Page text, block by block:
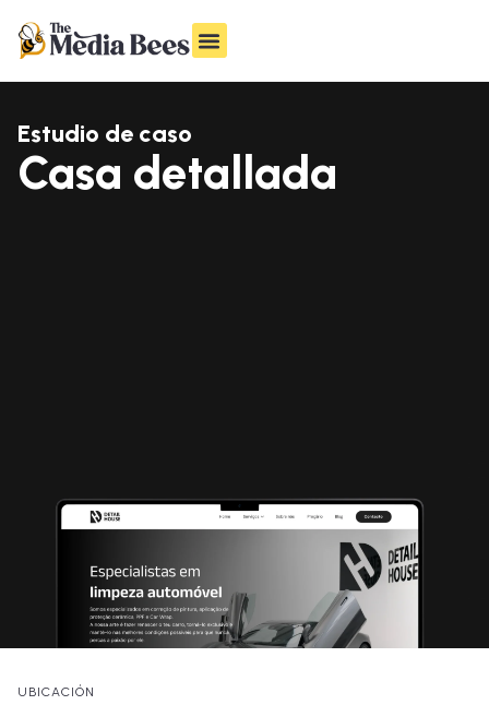
Estudio de caso
Casa detallada
UBICACIÓN